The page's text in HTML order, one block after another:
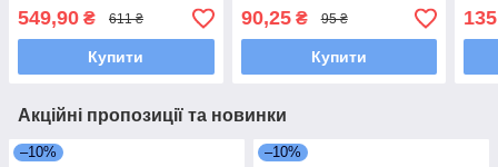
549,90 ₴ 611 ₴
Купити
90,25₴ 95 ₴
Купити
Акційні пропозиції та новинки
–10% –10%